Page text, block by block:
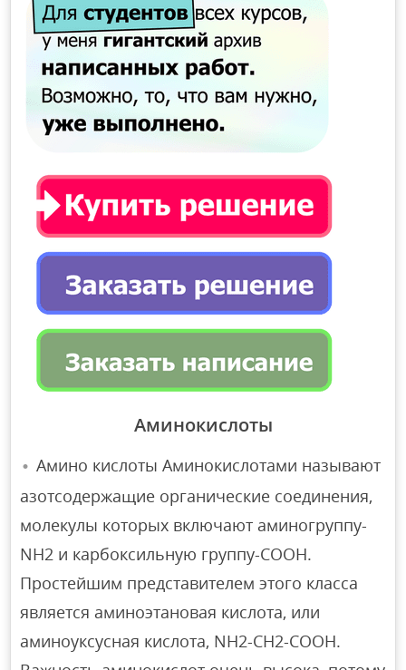
Аминокислоты
Амино кислоты Аминокислотами называют
азотсодержащие органические соединения,
молекулы которых включают аминогруппу-
NH2 и карбоксильную группу-COOH.
Простейшим представителем этого класса
является аминоэтановая кислота, или
аминоуксусная кислота, NH2-CH2-COOH.